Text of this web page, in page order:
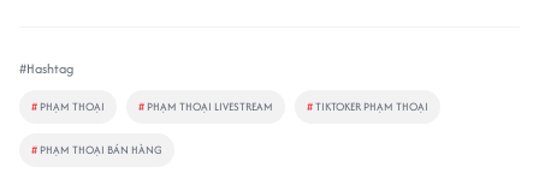
#Hashtag
# PHẠM THOẠI # PHẠM THOẠI LIVESTREAM #TIKTOKER PHẠM THOẠI
# PHẠM THOẠI BÁN HÀNG